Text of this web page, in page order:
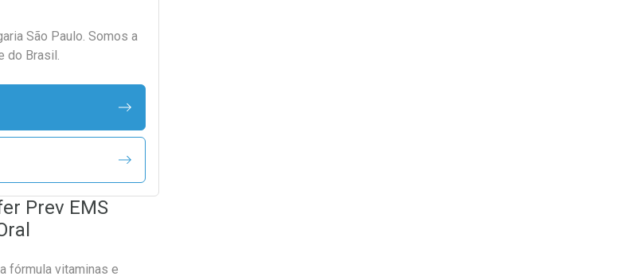
São Paulo. Somos a
do Brasil.
Prev EMS
fórmula vitaminas e